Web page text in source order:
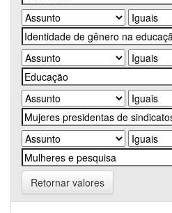
Retornar valores